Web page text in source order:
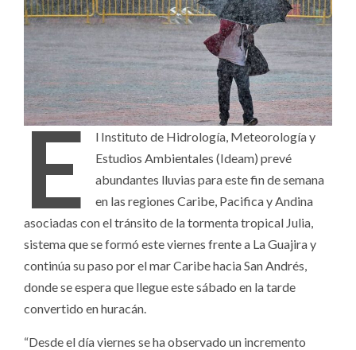
E
l Instituto de Hidrología, Meteorología y
Estudios Ambientales (Ideam) prevé
abundantes lluvias para este fin de semana
en las regiones Caribe, Pacifica y Andina
asociadas con el tránsito de la tormenta tropical Julia,
sistema que se formó este viernes frente a La Guajira y
continúa su paso por el mar Caribe hacia San Andrés,
donde se espera que llegue este sábado en la tarde
convertido en huracán.
“Desde el día viernes se ha observado un incremento